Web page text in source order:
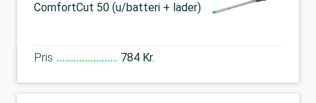
ComfortCut 50 (u/batteri + lader)
Pris 784 Kr.